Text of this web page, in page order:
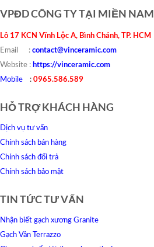
VPĐD CÔNG TY TẠI MIỀN NAM
Lô 17 KCN Vĩnh Lộc A, Bình Chánh, TP. HCM
Email : contact@vinceramic.com
Website : https://vinceramic.com
Mobile : 0965.586.589
HỖ TRỢ KHÁCH HÀNG
Dịch vụ tư vấn
Chính sách bán hàng
Chính sách đổi trả
Chính sách bảo mật
TIN TỨC TƯ VẤN
Nhận biết gạch xương Granite
Gạch Vân Terrazzo